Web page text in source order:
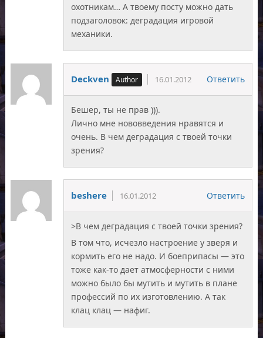
охотникам… А твоему посту можно дать
подзаголовок: деградация игровой
механики.
Deckven 16.01.2012 Ответить
Бешер, ты не прав ))).
Лично мне нововведения нравятся и
очень. В чем деградация с твоей точки
зрения?
beshere 16.01.2012 Ответить
>В чем деградация с твоей точки зрения?
В том что, исчезло настроение у зверя и
кормить его не надо. И боеприпасы — это
тоже как-то дает атмосферности с ними
можно было бы мутить и мутить в плане
профессий по их изготовлению. А так
клац клац — нафиг.